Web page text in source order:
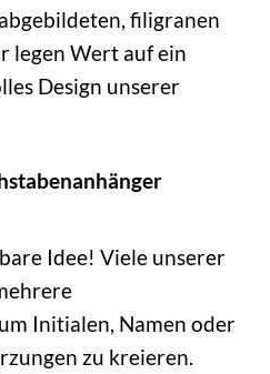
filigranen
legen Wert auf ein
Design unserer
Idee! Viele unserer
Initialen, Namen oder
zu kreieren.